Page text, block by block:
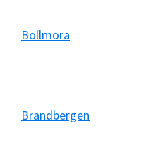
Bollmora
Brandbergen